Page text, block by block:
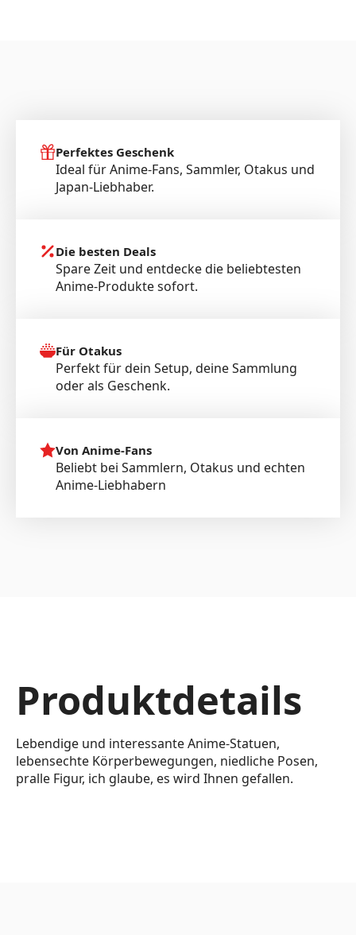
Perfektes Geschenk
Ideal für Anime-Fans, Sammler, Otakus und
Japan-Liebhaber.
Die besten Deals
Spare Zeit und entdecke die beliebtesten
Anime-Produkte sofort.
Für Otakus
Perfekt für dein Setup, deine Sammlung
oder als Geschenk.
Von Anime-Fans
Beliebt bei Sammlern, Otakus und echten
Anime-Liebhabern
Produktdetails
Lebendige und interessante Anime-Statuen,
lebensechte Körperbewegungen, niedliche Posen,
pralle Figur, ich glaube, es wird Ihnen gefallen.